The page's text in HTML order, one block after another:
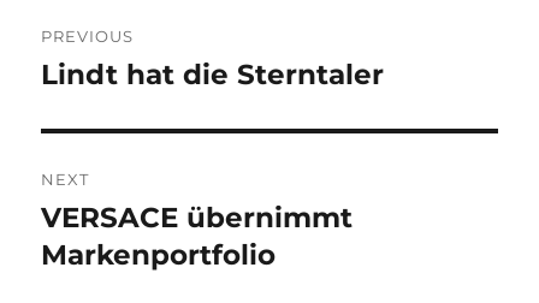
navigation
PREVIOUS
Previous
Lindt hat die Sterntaler
NEXT
Next
post:
VERSACE übernimmt
Markenportfolio